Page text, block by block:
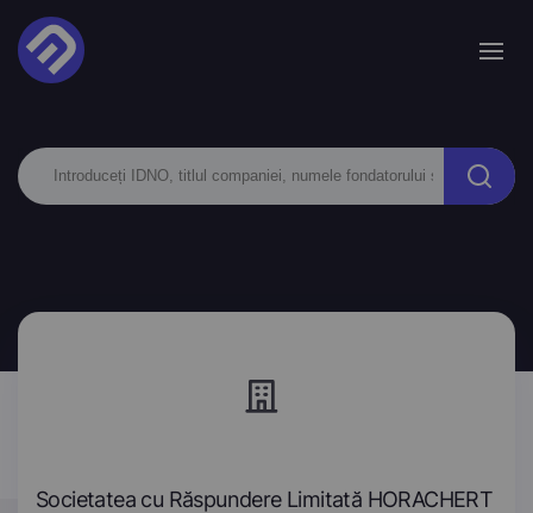
Societatea cu Răspundere Limitată HORACHERT